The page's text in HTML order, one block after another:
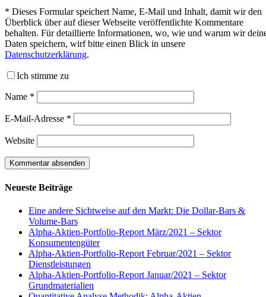
* Dieses Formular speichert Name, E-Mail und Inhalt, damit wir den
Überblick über auf dieser Webseite veröffentlichte Kommentare
behalten. Für detaillierte Informationen, wo, wie und warum wir
Daten speichern, wirf bitte einen Blick in unsere
Datenschutzerklärung.
Ich stimme zu
Name *
E-Mail-Adresse *
Website
Neueste Beiträge
Eine andere Sichtweise auf den Markt: Die Dollar-Bars &
Volume-Bars
Alpha-Aktien-Portfolio-Report März/2021 – Sektor
Konsumentengüter
Alpha-Aktien-Portfolio-Report Februar/2021 – Sektor
Dienstleistungen
Alpha-Aktien-Portfolio-Report Januar/2021 – Sektor
Grundmaterialien